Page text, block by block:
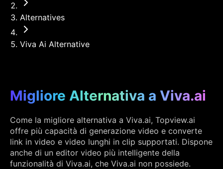
Alternatives
Viva Ai Alternative
Migliore Alternativa a Viva.ai
Come la migliore alternativa a Viva.ai, Topview.ai
offre più capacità di generazione video e converte
link in video e video lunghi in clip supportati. Dispone
anche di un editor video più intelligente della
funzionalità di Viva.ai, che Viva.ai non possiede.